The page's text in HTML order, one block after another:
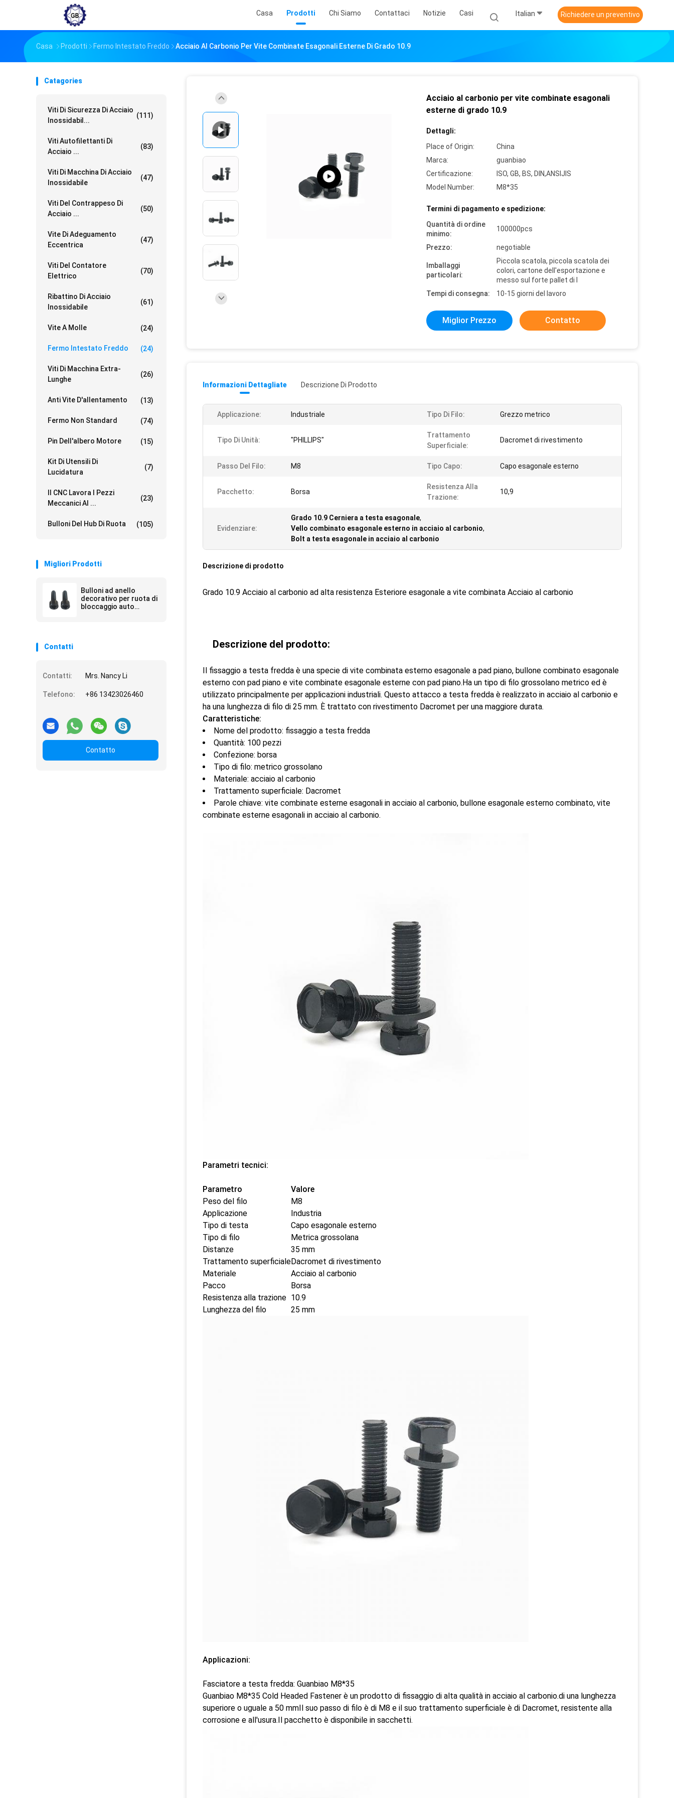
Casa Prodotti Chi Siamo Contattaci Notizie Casi Italian Richiedere un preventivo
Casa Prodotti Fermo Intestato Freddo Acciaio Al Carbonio Per Vite Combinate Esagonali Esterne Di Grado 10.9
Catagories
Viti Di Sicurezza Di Acciaio
Inossidabil...
(111)
Viti Autofilettanti Di
Acciaio ...
(83)
Viti Di Macchina Di Acciaio
Inossidabile
(47)
Viti Del Contrappeso Di
Acciaio ...
(50)
Vite Di Adeguamento
Eccentrica
(47)
Viti Del Contatore
Elettrico
(70)
Ribattino Di Acciaio
Inossidabile
(61)
Vite A Molle (24)
Fermo Intestato Freddo (24)
Viti Di Macchina Extra-
Lunghe
(26)
Anti Vite D'allentamento (13)
Fermo Non Standard (74)
Pin Dell'albero Motore (15)
Kit Di Utensili Di
Lucidatura
(7)
Il CNC Lavora I Pezzi
Meccanici Al ...
(23)
Bulloni Del Hub Di Ruota (105)
Migliori Prodotti
Bulloni ad anello
decorativo per ruota di
bloccaggio auto
Contatti
Contatti: Mrs. Nancy Li
Telefono: +86 13423026460
Contatto
Acciaio al carbonio per vite combinate esagonali
esterne di grado 10.9
Dettagli:
Place of Origin:
China
Marca:
guanbiao
Certificazione:
ISO, GB, BS, DIN,ANSIJIS
Model Number:
M8*35
Termini di pagamento e spedizione:
Quantità di ordine
minimo:
100000pcs
Prezzo: negotiable
Imballaggi
particolari:
Piccola scatola, piccola scatola dei
colori, cartone dell'esportazione e
messo sul forte pallet di l
Tempi di consegna:
10-15 giorni del lavoro
Miglior Prezzo Contatto
Informazioni Dettagliate Descrizione Di Prodotto
Applicazione: Industriale Tipo Di Filo: Grezzo metrico
Tipo Di Unità: "PHILLIPS"
Trattamento
Superficiale:
Dacromet di rivestimento
Passo Del Filo: M8 Tipo Capo: Capo esagonale esterno
Pacchetto: Borsa
Resistenza Alla
Trazione:
10,9
Evidenziare:
Grado 10.9 Cerniera a testa esagonale,
Vello combinato esagonale esterno in acciaio al carbonio,
Bolt a testa esagonale in acciaio al carbonio
Descrizione di prodotto
Grado 10.9 Acciaio al carbonio ad alta resistenza Esteriore esagonale a vite combinata Acciaio al carbonio
Descrizione del prodotto:
Il fissaggio a testa fredda è una specie di vite combinata esterno esagonale a pad piano, bullone combinato esagonale
esterno con pad piano e vite combinate esagonale esterne con pad piano.Ha un tipo di filo grossolano metrico ed è
utilizzato principalmente per applicazioni industriali. Questo attacco a testa fredda è realizzato in acciaio al carbonio e
ha una lunghezza di filo di 25 mm. È trattato con rivestimento Dacromet per una maggiore durata.
Caratteristiche:
Nome del prodotto: fissaggio a testa fredda
Quantità: 100 pezzi
Confezione: borsa
Tipo di filo: metrico grossolano
Materiale: acciaio al carbonio
Trattamento superficiale: Dacromet
Parole chiave: vite combinate esterne esagonali in acciaio al carbonio, bullone esagonale esterno combinato, vite
combinate esterne esagonali in acciaio al carbonio.
Parametri tecnici:
Parametro
Valore
Peso del filo
M8
Applicazione
Industria
Tipo di testa
Capo esagonale esterno
Tipo di filo
Metrica grossolana
Distanze
35 mm
Trattamento superficialeDacromet di rivestimento
Materiale
Acciaio al carbonio
Pacco
Borsa
Resistenza alla trazione 10.9
Lunghezza del filo
25 mm
Applicazioni:
Fasciatore a testa fredda: Guanbiao M8*35
Guanbiao M8*35 Cold Headed Fastener è un prodotto di fissaggio di alta qualità in acciaio al carbonio.di una lunghezza
superiore o uguale a 50 mmIl suo passo di filo è di M8 e il suo trattamento superficiale è di Dacromet, resistente alla
corrosione e all'usura.Il pacchetto è disponibile in sacchetti.